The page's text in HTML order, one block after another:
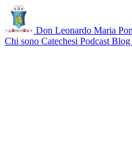
Don Leonardo Maria
Chi sono Catechesi Podcast Blog